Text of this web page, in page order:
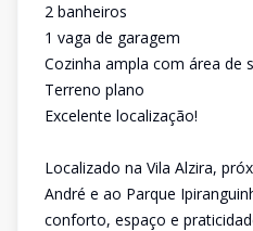
2 banheiros
1 vaga de garagem
Cozinha ampla com área de
Terreno plano
Excelente localização!
Localizado na Vila Alzira,
André e ao Parque
conforto, espaço e